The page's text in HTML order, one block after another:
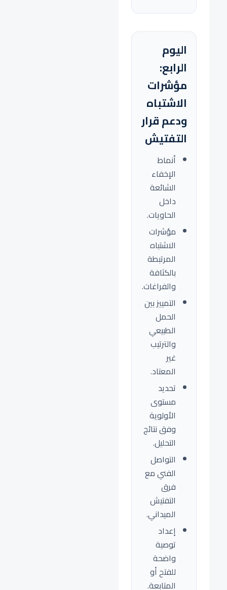
اليوم
الرابع:
مؤشرات
الاشتباه
ودعم قرار
التفتيش
أنماط
الإخفاء
الشائعة
داخل
الحاويات.
مؤشرات
الاشتباه
المرتبطة
بالكثافة
والفراغات.
التمييز بين
الحمل
الطبيعي
والترتيب
غير
المعتاد.
تحديد
مستوى
الأولوية
وفق نتائج
التحليل.
التواصل
الفني مع
فرق
التفتيش
الميداني.
إعداد
توصية
واضحة
للفتح أو
المتابعة.